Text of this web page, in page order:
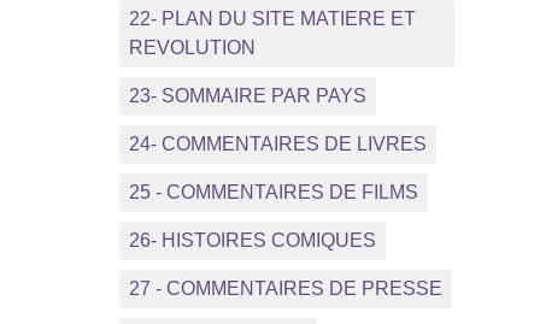
22- PLAN DU SITE MATIERE ET
REVOLUTION
23- SOMMAIRE PAR PAYS
24- COMMENTAIRES DE LIVRES
25 - COMMENTAIRES DE FILMS
26- HISTOIRES COMIQUES
27 - COMMENTAIRES DE PRESSE